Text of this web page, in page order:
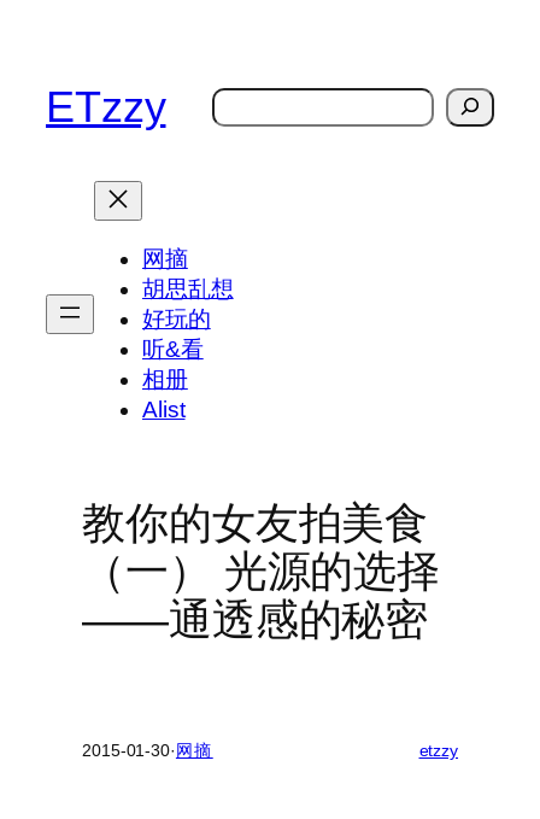
ETzzy
搜
网摘
胡思乱想
好玩的
听&看
相册
Alist
教你的女友拍美食
（一） 光源的选择
——通透感的秘密
2015-01-30·网摘 etzzy